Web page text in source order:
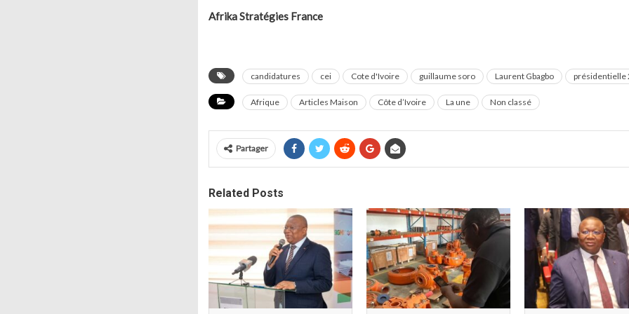
Afrika Stratégies France
candidatures cei Cote d'Ivoire guillaume soro Laurent Gbagbo présidentielle
Afrique Articles Maison Côte d’Ivoire La une Non classé
Partager
Related Posts